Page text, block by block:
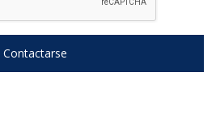
Contactarse